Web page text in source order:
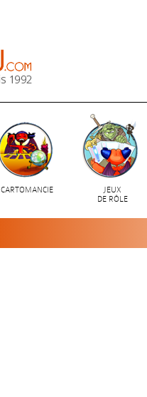
CARTOMANCIE
JEUX
DE RÔLE